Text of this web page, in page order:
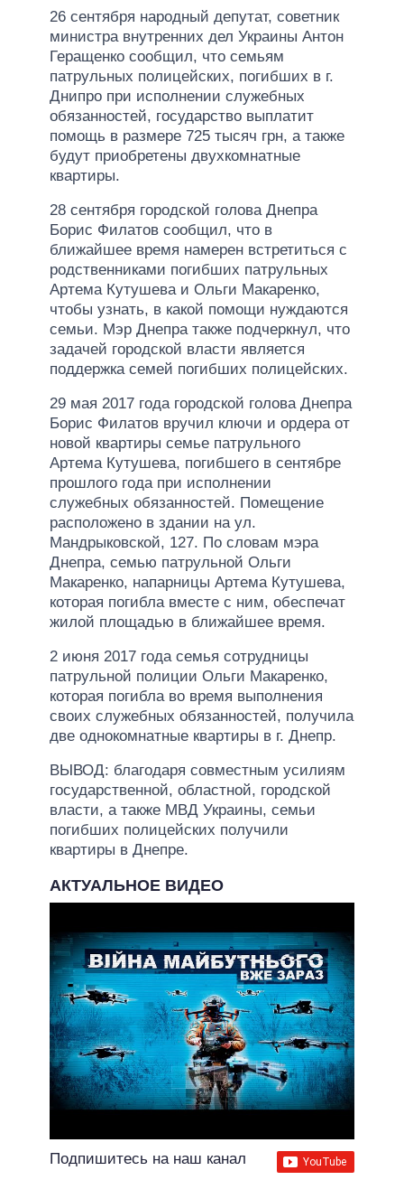
26 сентября народный депутат, советник
министра внутренних дел Украины Антон
Геращенко сообщил, что семьям
патрульных полицейских, погибших в г.
Днипро при исполнении служебных
обязанностей, государство выплатит
помощь в размере 725 тысяч грн, а также
будут приобретены двухкомнатные
квартиры.
28 сентября городской голова Днепра
Борис Филатов сообщил, что в
ближайшее время намерен встретиться с
родственниками погибших патрульных
Артема Кутушева и Ольги Макаренко,
чтобы узнать, в какой помощи нуждаются
семьи. Мэр Днепра также подчеркнул, что
задачей городской власти является
поддержка семей погибших полицейских.
29 мая 2017 года городской голова Днепра
Борис Филатов вручил ключи и ордера от
новой квартиры семье патрульного
Артема Кутушева, погибшего в сентябре
прошлого года при исполнении
служебных обязанностей. Помещение
расположено в здании на ул.
Мандрыковской, 127. По словам мэра
Днепра, семью патрульной Ольги
Макаренко, напарницы Артема Кутушева,
которая погибла вместе с ним, обеспечат
жилой площадью в ближайшее время.
2 июня 2017 года семья сотрудницы
патрульной полиции Ольги Макаренко,
которая погибла во время выполнения
своих служебных обязанностей, получила
две однокомнатные квартиры в г. Днепр.
ВЫВОД: благодаря совместным усилиям
государственной, областной, городской
власти, а также МВД Украины, семьи
погибших полицейских получили
квартиры в Днепре.
АКТУАЛЬНОЕ ВИДЕО
Подпишитесь на наш канал